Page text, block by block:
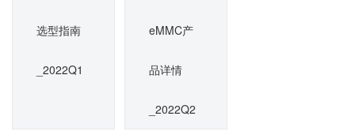
选型指南
_2022Q1
eMMC产
品详情
_2022Q2